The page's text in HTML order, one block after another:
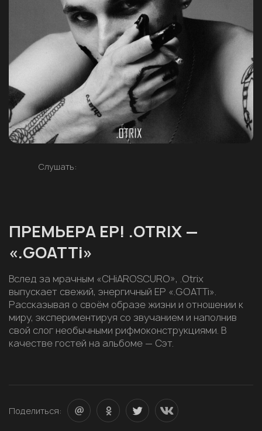
Слушать:
ПРЕМЬЕРА EP! .OTRIX —
«.GOATTi»
Вслед за мрачным «CHiAROSCURO», .Otrix
выпускает свежий, энергичный EP «.GOATTi».
Рассказывая о своём образе жизни и отношении к
миру, экспериментируя со звучанием и наполнив
свой слог необычными рифмоконструкциями. В
качестве гостей на альбоме — Сэт.
Поделиться: